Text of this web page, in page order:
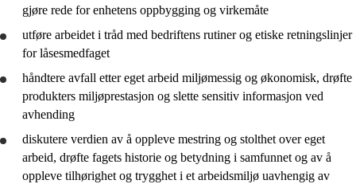
gjøre rede forenhetens oppbygging og virkemåte
utføre arbeidet i tråd med bedriftens rutiner og etiske retningslinjer
for låsesmedfaget
håndtere avfall etter eget arbeid miljømessig og økonomisk, drøfte
produkters miljøprestasjon og slette sensitiv informasjon ved
avhending
diskutere verdien av å oppleve mestring og stolthet over eget
arbeid, drøfte fagets historie og betydning i samfunnet og av å
oppleve tilhørighet og trygghet i et arbeidsmiljø uavhengig av